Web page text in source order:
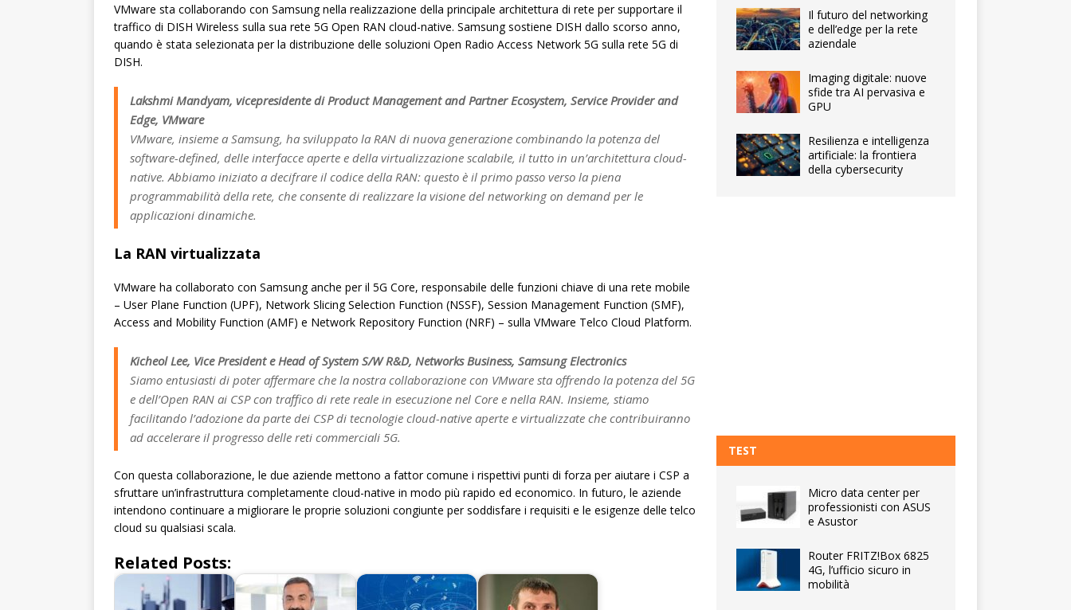
VMware sta collaborando con Samsung nella realizzazione della principale architettura di rete per supportare il
traffico di DISH Wireless sulla sua rete 5G Open RAN cloud-native. Samsung sostiene DISH dallo scorso anno,
quando è stata selezionata per la distribuzione delle soluzioni Open Radio Access Network 5G sulla rete 5G di
DISH.
Lakshmi Mandyam, vicepresidente di Product Management and Partner Ecosystem, Service Provider and
Edge, VMware
VMware, insieme a Samsung, ha sviluppato la RAN di nuova generazione combinando la potenza del
software-defined, delle interfacce aperte e della virtualizzazione scalabile, il tutto in un’architettura cloud-
native. Abbiamo iniziato a decifrare il codice della RAN: questo è il primo passo verso la piena
programmabilità della rete, che consente di realizzare la visione del networking on demand per le
applicazioni dinamiche.
La RAN virtualizzata
VMware ha collaborato con Samsung anche per il 5G Core, responsabile delle funzioni chiave di una rete mobile
– User Plane Function (UPF), Network Slicing Selection Function (NSSF), Session Management Function (SMF),
Access and Mobility Function (AMF) e Network Repository Function (NRF) – sulla VMware Telco Cloud Platform.
Kicheol Lee, Vice President e Head of System S/W R&D, Networks Business, Samsung Electronics
Siamo entusiasti di poter affermare che la nostra collaborazione con VMware sta offrendo la potenza del 5G
e dell’Open RAN ai CSP con traffico di rete reale in esecuzione nel Core e nella RAN. Insieme, stiamo
facilitando l’adozione da parte dei CSP di tecnologie cloud-native aperte e virtualizzate che contribuiranno
ad accelerare il progresso delle reti commerciali 5G.
Con questa collaborazione, le due aziende mettono a fattor comune i rispettivi punti di forza per aiutare i CSP a
sfruttare un’infrastruttura completamente cloud-native in modo più rapido ed economico. In futuro, le aziende
intendono continuare a migliorare le proprie soluzioni congiunte per soddisfare i requisiti e le esigenze delle telco
cloud su qualsiasi scala.
Related Posts:
Il futuro del networking
e dell’edge per la rete
aziendale
Imaging digitale: nuove
sfide tra AI pervasiva e
GPU
Resilienza e intelligenza
artificiale: la frontiera
della cybersecurity
TEST
Micro data center per
professionisti con ASUS
e Asustor
Router FRITZ!Box 6825
4G, l’ufficio sicuro in
mobilità